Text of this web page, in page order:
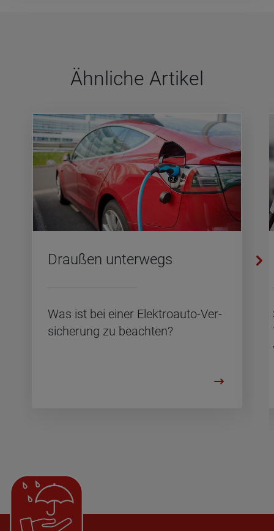
Ähn­li­che Arti­kel
Drau­ßen un­ter­wegs
Was ist bei einer Elek­tro­au­to-Ver­
si­che­rung zu be­ach­ten?